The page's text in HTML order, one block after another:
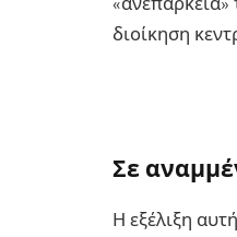
διοίκηση
Σε
Η εξέλιξη